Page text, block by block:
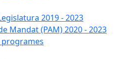
2019 - 2023
Mandat (PAM) 2020 - 2023
programes